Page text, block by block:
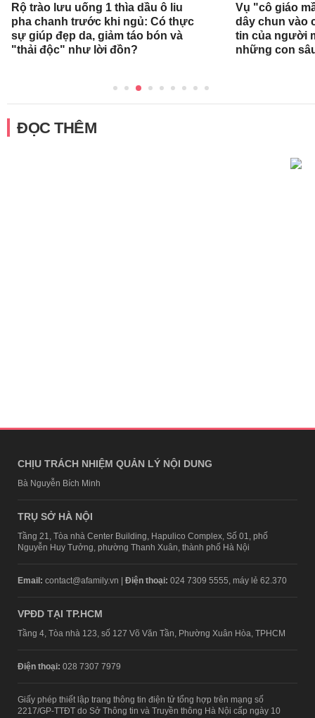
Rộ trào lưu uống 1 thìa dầu ô liu
pha chanh trước khi ngủ: Có thực
sự giúp đẹp da, giảm táo bón và
"thải độc" như lời đồn?
Vụ "cô giáo
dây chun vào
tin của người
những con
ĐỌC THÊM
CHỊU TRÁCH NHIỆM QUẢN LÝ NỘI DUNG
Bà Nguyễn Bích Minh
TRỤ SỞ HÀ NỘI
Tầng 21, Tòa nhà Center Building, Hapulico Complex, Số 01, phố
Nguyễn Huy Tưởng, phường Thanh Xuân, thành phố Hà Nội
Email: contact@afamily.vn | Điện thoại: 024 7309 5555, máy lẻ 62.370
VPĐD TẠI TP.HCM
Tầng 4, Tòa nhà 123, số 127 Võ Văn Tần, Phường Xuân Hòa, TPHCM
Điện thoại: 028 7307 7979
Giấy phép thiết lập trang thông tin điện tử tổng hợp trên mạng số
2217/GP-TTĐT do Sở Thông tin và Truyền thông Hà Nội cấp ngày 10